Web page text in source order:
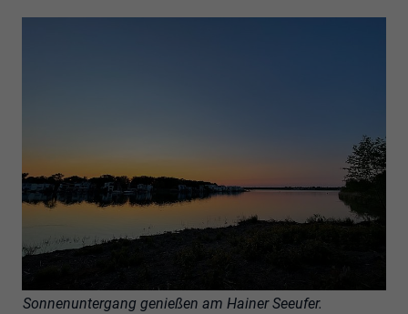
Sonnenuntergang genießen am Hainer Seeufer.